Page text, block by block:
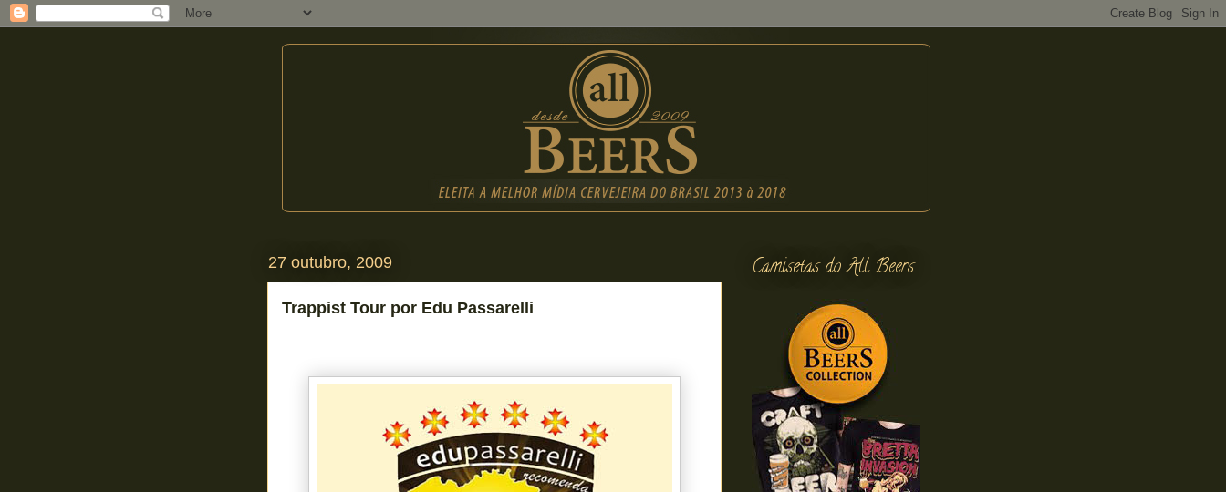
27 outubro, 2009
Trappist Tour por Edu Passarelli
Camisetas do All Beers